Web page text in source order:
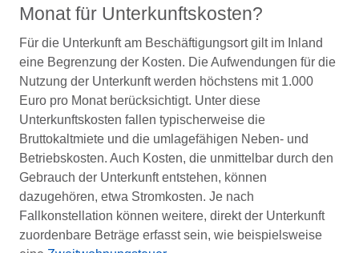
Monat für Unterkunftskosten?
Für die Unterkunft am Beschäftigungsort gilt im Inland
eine Begrenzung der Kosten. Die Aufwendungen für die
Nutzung der Unterkunft werden höchstens mit 1.000
Euro pro Monat berücksichtigt. Unter diese
Unterkunftskosten fallen typischerweise die
Bruttokaltmiete und die umlagefähigen Neben- und
Betriebskosten. Auch Kosten, die unmittelbar durch den
Gebrauch der Unterkunft entstehen, können
dazugehören, etwa Stromkosten. Je nach
Fallkonstellation können weitere, direkt der Unterkunft
zuordenbare Beträge erfasst sein, wie beispielsweise